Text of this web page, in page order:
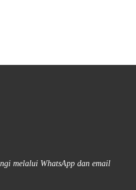
melalui WhatsApp dan email